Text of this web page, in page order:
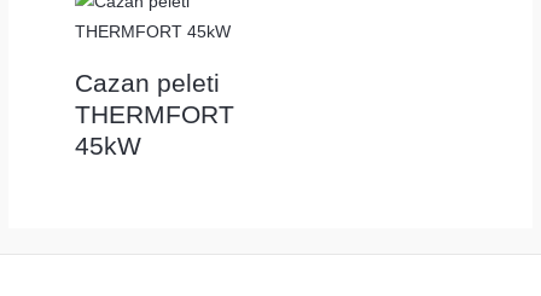
Cazan peleti
THERMFORT
45kW